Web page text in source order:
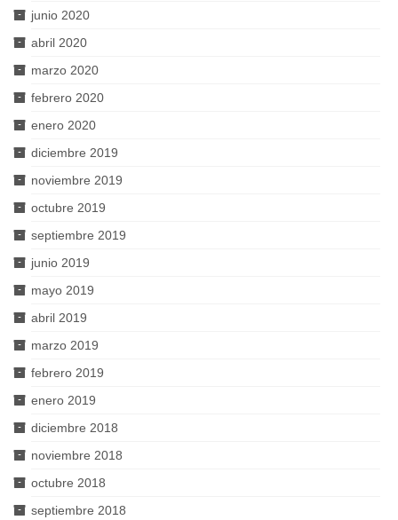
junio 2020
abril 2020
marzo 2020
febrero 2020
enero 2020
diciembre 2019
noviembre 2019
octubre 2019
septiembre 2019
junio 2019
mayo 2019
abril 2019
marzo 2019
febrero 2019
enero 2019
diciembre 2018
noviembre 2018
octubre 2018
septiembre 2018